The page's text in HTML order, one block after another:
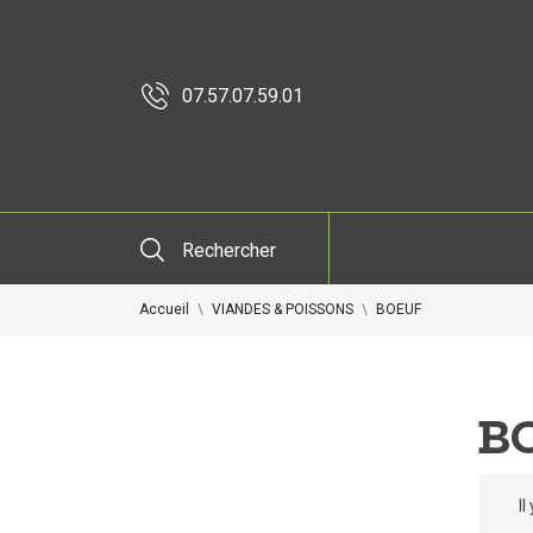
07.57.07.59.01
Rechercher
Accueil VIANDES & POISSONS BOEUF